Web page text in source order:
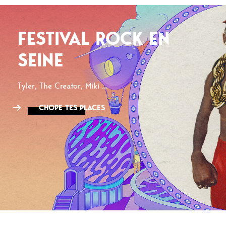
FESTIVAL ROCK EN
SEINE
Tyler, The Creator, Miki ...
CHOPE TES PLACES